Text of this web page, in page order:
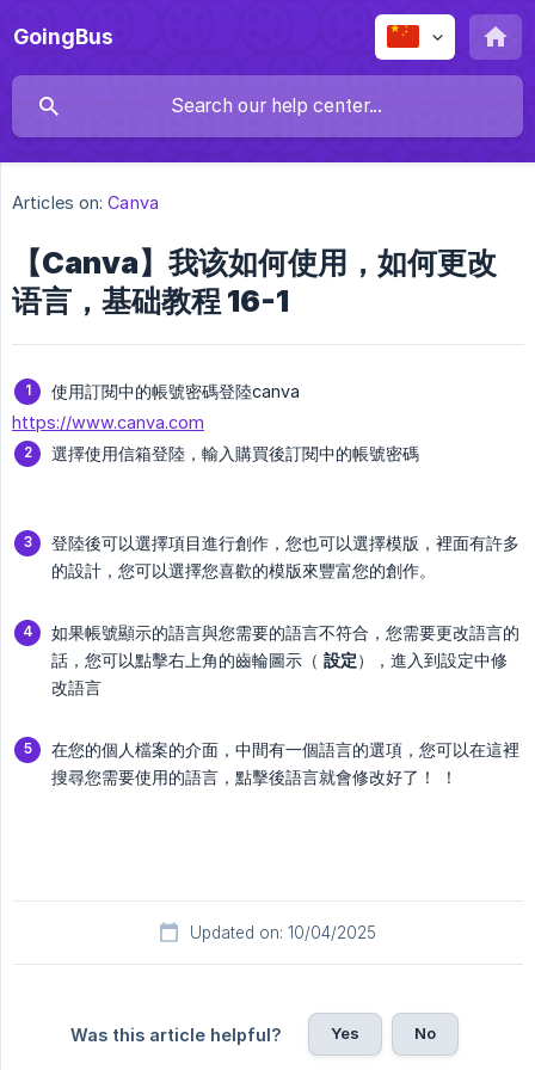
GoingBus
Articles on: Canva
【Canva】我该如何使用，如何更改
语言，基础教程 16-1
使用訂閱中的帳號密碼登陸canva
https://www.canva.com
選擇使用信箱登陸，輸入購買後訂閱中的帳號密碼
登陸後可以選擇項目進行創作，您也可以選擇模版，裡面有許多
的設計，您可以選擇您喜歡的模版來豐富您的創作。
如果帳號顯示的語言與您需要的語言不符合，您需要更改語言的
話，您可以點擊右上角的齒輪圖示（ 設定），進入到設定中修
改語言
在您的個人檔案的介面，中間有一個語言的選項，您可以在這裡
搜尋您需要使用的語言，點擊後語言就會修改好了！ ！
Updated on: 10/04/2025
Was this article helpful? Yes No